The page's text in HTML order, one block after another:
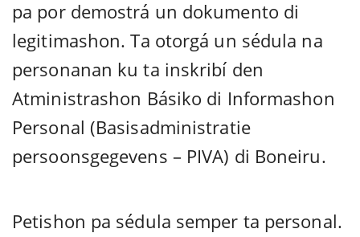
pa por demostrá un dokumento di
legitimashon. Ta otorgá un sédula na
personanan ku ta inskribí den
Atministrashon Básiko di Informashon
Personal (Basisadministratie
persoonsgegevens – PIVA) di Boneiru.
Petishon pa sédula semper ta personal.